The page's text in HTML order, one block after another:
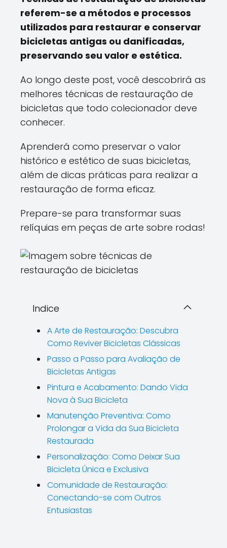
referem-se a métodos e processos
utilizados para restaurar e conservar
bicicletas antigas ou danificadas,
preservando seu valor e estética.
Ao longo deste post, você descobrirá as
melhores técnicas de restauração de
bicicletas que todo colecionador deve
conhecer.
Aprenderá como preservar o valor
histórico e estético de suas bicicletas,
além de dicas práticas para realizar a
restauração de forma eficaz.
Prepare-se para transformar suas
relíquias em peças de arte sobre rodas!
Indice
A Arte de Restauração: Descubra
Como Reviver Bicicletas Clássicas
Passo a Passo para Avaliação de
Bicicletas Antigas
Pintura e Acabamento: Dando Vida
Nova à Sua Bicicleta
Manutenção Preventiva: Como
Prolongar a Vida da Sua Bicicleta
Restaurada
Personalização: Como Deixar Sua
Bicicleta Única e Exclusiva
Comunidade de Restauração:
Conectando-se com Outros
Entusiastas